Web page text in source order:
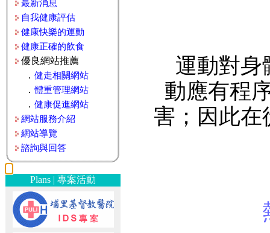
最新消息
自我健康評估
健康快樂的運動
健康正確的飲食
優良網站推薦
． 健走相關網站
． 體重管理網站
． 健康促進網站
網站服務介紹
網站導覽
諮詢與回答
Plans | 專案活動
運動對身
動應有程
害；因此在